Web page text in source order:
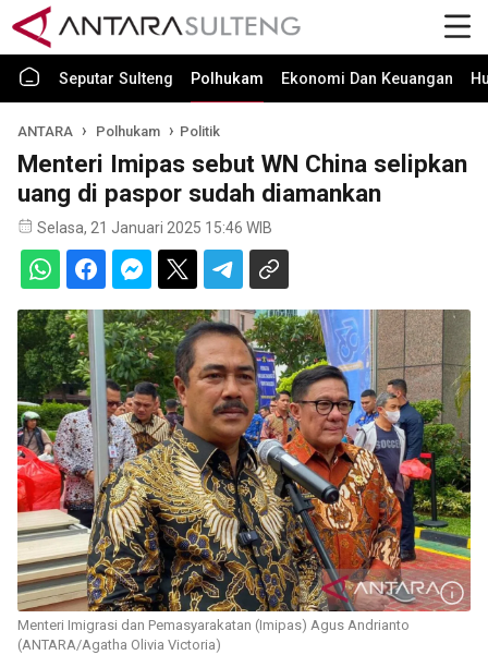
Seputar Sulteng Polhukam Ekonomi Dan Keuangan
ANTARA Polhukam Politik
Menteri Imipas sebut WN China selipkan
uang di paspor sudah diamankan
Selasa, 21 Januari 2025 15:46 WIB
Menteri Imigrasi dan Pemasyarakatan (Imipas) Agus Andrianto
(ANTARA/Agatha Olivia Victoria)